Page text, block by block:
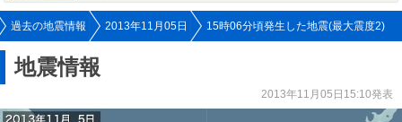
過去の地震情報 2013年11月05日 15時06分頃発生した地震(最大震度2)
地震情報
2013年11月05日15:10発表